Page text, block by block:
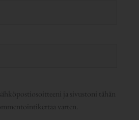
ja sivustoni tähän
varten.